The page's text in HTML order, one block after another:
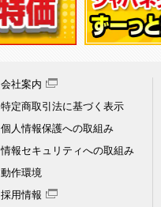
会社案内
特定商取引法に基づく表示
個人情報保護への取組み
情報セキュリティへの取組み
動作環境
採用情報